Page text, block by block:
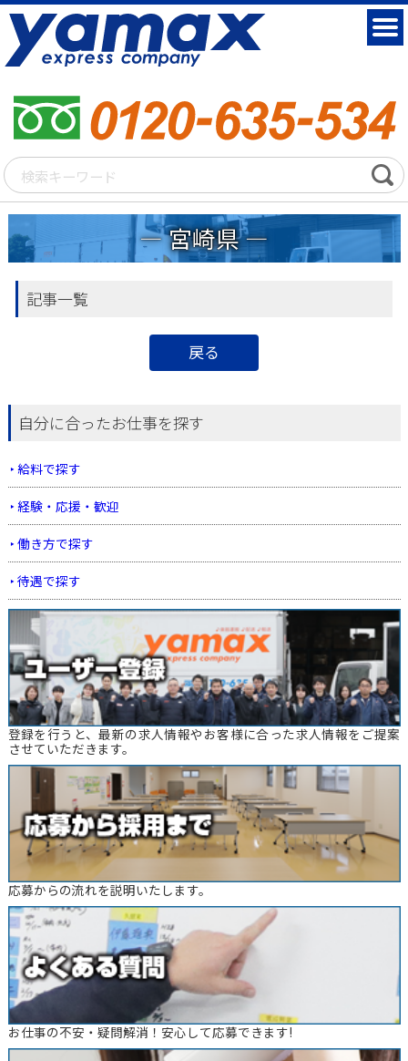
宮崎県
記事一覧
戻る
自分に合ったお仕事を探す
給料で探す
経験・応援・歓迎
働き方で探す
待遇で探す
登録を行うと、最新の求人情報やお客様に合った求人情報をご提案
させていただきます。
応募からの流れを説明いたします。
お仕事の不安・疑問解消！安心して応募できます!